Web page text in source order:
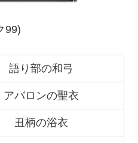
99)
語り部の和弓
アバロンの聖衣
丑柄の浴衣